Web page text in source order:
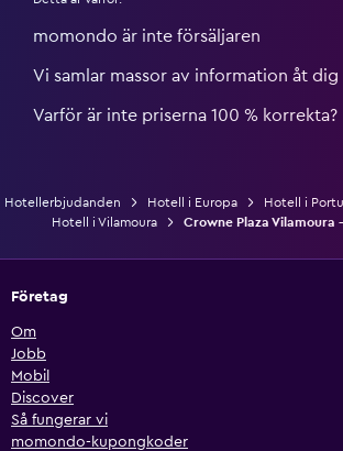
momondo är inte försäljaren
Vi samlar massor av information åt dig
Varför är inte priserna 100 % korrekta?
Hotellerbjudanden Hotell i Europa Hotell i
Hotell i Vilamoura
Crowne Plaza Vilamoura
Företag
Om
Jobb
Mobil
Discover
Så fungerar vi
momondo-kupongkoder